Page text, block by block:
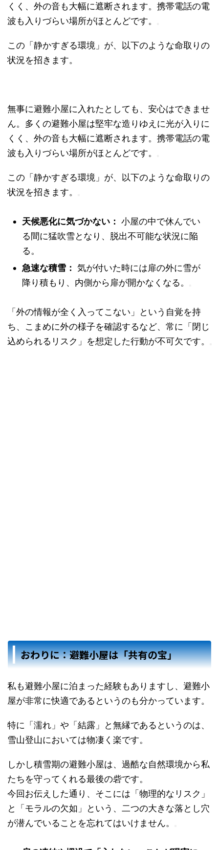
くく、外の音も大幅に遮断されます。携帯電話の電
波も入りづらい場所がほとんどです。
この「静かすぎる環境」が、以下のような命取りの
状況を招きます。
無事に避難小屋に入れたとしても、安心はできませ
ん。多くの避難小屋は堅牢な造りゆえに光が入りに
くく、外の音も大幅に遮断されます。携帯電話の電
波も入りづらい場所がほとんどです。
この「静かすぎる環境」が、以下のような命取りの
状況を招きます。
天候悪化に気づかない： 小屋の中で休んでい
る間に猛吹雪となり、脱出不可能な状況に陥
る。
急速な積雪： 気が付いた時には扉の外に雪が
降り積もり、内側から扉が開かなくなる。
「外の情報が全く入ってこない」という自覚を持
ち、こまめに外の様子を確認するなど、常に「閉じ
込められるリスク」を想定した行動が不可欠です。
おわりに：避難小屋は「共有の宝」
私も避難小屋に泊まった経験もありますし、避難小
屋が非常に快適であるというのも分かっています。
特に「濡れ」や「結露」と無縁であるというのは、
雪山登山においては物凄く楽です。
しかし積雪期の避難小屋は、過酷な自然環境から私
たちを守ってくれる最後の砦です。
今回お伝えした通り、そこには「物理的なリスク」
と「モラルの欠如」という、二つの大きな落とし穴
が潜んでいることを忘れてはいけません。